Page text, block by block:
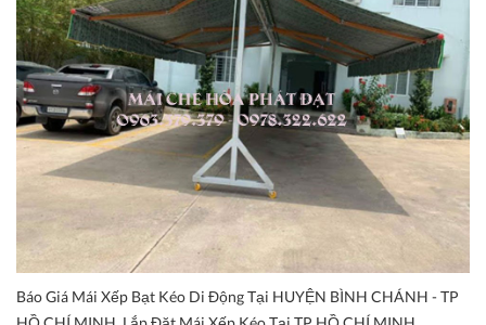
Báo Giá Mái Xếp Bạt Kéo Di Động Tại HUYỆN BÌNH CHÁNH - TP